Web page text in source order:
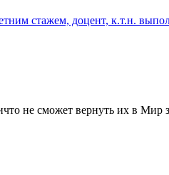
стажем, доцент, к.т.н.
не сможет вернуть их в